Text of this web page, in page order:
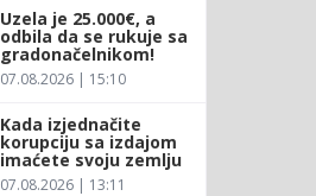
Uzela je 25.000€, a
odbila da se rukuje sa
gradonačelnikom!
07.08.2026 | 15:10
Kada izjednačite
korupciju sa izdajom
imaćete svoju zemlju
07.08.2026 | 13:11